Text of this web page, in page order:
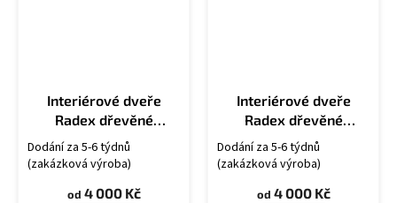
Interiérové dveře
Radex dřevěné
MANHATTAN 6S
Dodání za 5-6 týdnů
(zakázková výroba)
od 4 000 Kč
Interiérové dveře
Radex dřevěné
MANHATTAN Plné
Dodání za 5-6 týdnů
(zakázková výroba)
od 4 000 Kč